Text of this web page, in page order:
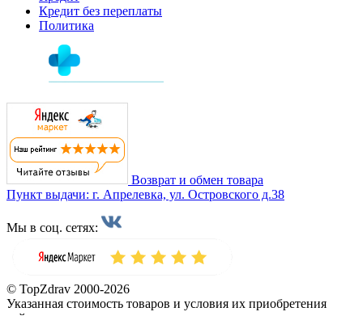
Кредит без переплаты
Политика
Возврат и обмен товара
Пункт выдачи: г. Апрелевка, ул. Островского д.38
Мы в соц. сетях:
© TopZdrav 2000-2026
Указанная стоимость товаров и условия их приобретения